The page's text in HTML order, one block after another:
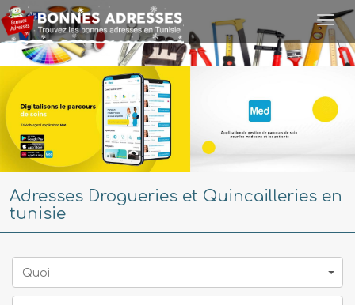
Adresses Drogueries et Quincailleries en
tunisie
Quoi